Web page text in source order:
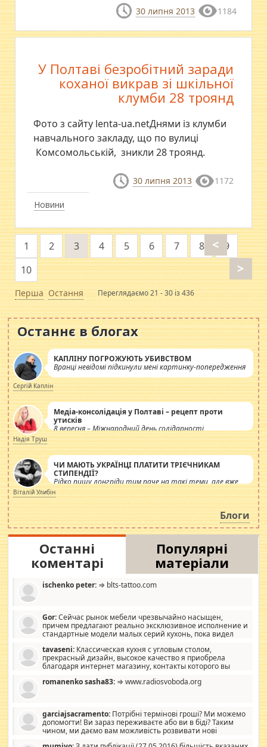
30 липня 2013 1184
Новини
У Полтаві безробітний заради
коханої викрав зі шкільної
клумби 28 троянд
Фото з сайту lenta-ua.netДнями із клумби
навчального закладу, що по вулиці
Комсомольській, зникли 28 троянд.
30 липня 2013 1172
Перша
<
1 2 3 4 5 6 7 8
9
10
>
Остання Переглядаємо 21 - 30 із 436
Останнє в блогах
КАПЛІНУ ПОГРОЖУЮТЬ УБИВСТВОМ
Вранці невідомі підкинули мені картинку-попередження
Сергій Каплін
Медіа-консолідація у Полтаві – рецепт проти
утисків
8 вересня – Міжнародний день солідарності
журналістів.
Надія Труш
ЧИ МАЮТЬ УКРАЇНЦІ ПЛАТИТИ ТРІЄЧНИКАМ
СТИПЕНДІЇ?
Рідко пишу лонгріди тим паче на такі теми, але вже
просто дістало! Обурюють сьогоднішні інсенуації
навколо стипендіального питання. Штучно
роздувається ще одна соціальна катастрофа.
Віталій Улибін
Блоги
Останні
коментарі
Популярні
матеріали
ischenko peter: ⇒ blts-tattoo.com
Gor:Сейчас рынок мебели чрезвычайно насыщен,
причем предлагают реально эксклюзивное исполнение и
стандартные модели малых серий кухонь, пока видел
стандартные формы, в MebelOk, креативненько и что главное -
со вкусом все в порядке, без ненужных наворотов удорожающих
мебель, а это не последний фактор.
tavaseni: Классическая кухня с угловым столом,
прекрасный дизайн, высокое качество я приобрела
благодаря интернет магазину, контакты которого вы
romanenko sasha83: ⇒ www.radiosvoboda.org
garciajsacramento: Потрібні термінові гроші? Ми можемо
допомогти! Ви зараз переживаєте або ви в біді? Таким
чином, ми даємо вам можливість розвивати нові